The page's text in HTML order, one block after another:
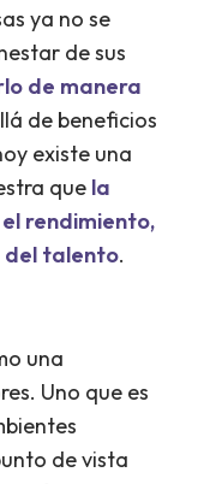
ya no se
de sus
de manera
de beneficios
existe una
que la
rendimiento,
del talento.
una
Uno que es
de vista